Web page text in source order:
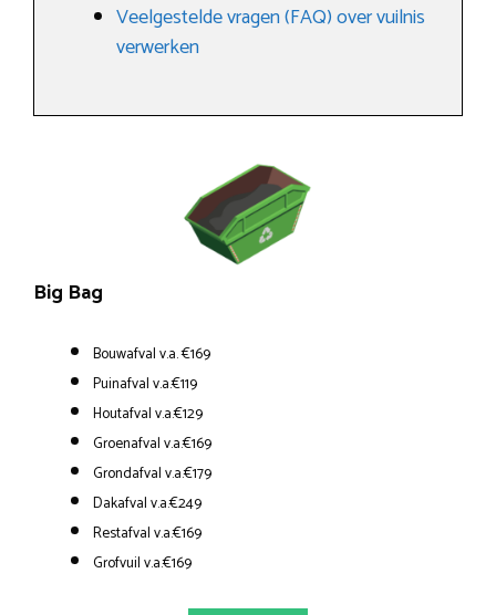
Veelgestelde vragen (FAQ) over vuilnis
verwerken
Big Bag
Bouwafval v.a. €169
Puinafval v.a.€119
Houtafval v.a.€129
Groenafval v.a.€169
Grondafval v.a.€179
Dakafval v.a.€249
Restafval v.a.€169
Grofvuil v.a.€169